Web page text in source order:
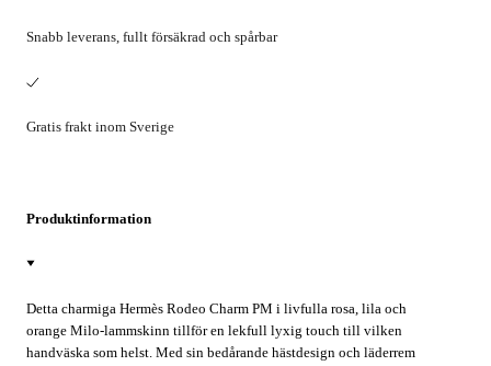
Snabb leverans, fullt försäkrad och spårbar
Gratis frakt inom Sverige
Produktinformation
Detta charmiga Hermès Rodeo Charm PM i livfulla rosa, lila och
orange Milo-lammskinn tillför en lekfull lyxig touch till vilken
handväska som helst. Med sin bedårande hästdesign och läderrem